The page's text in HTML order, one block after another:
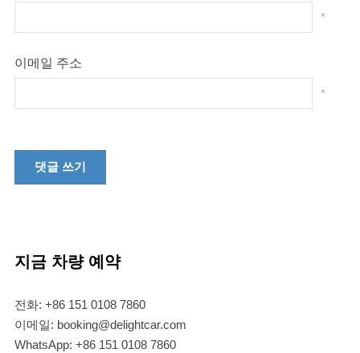
*
이메일 주소
*
지금 차량 예약
전화: +86 151 0108 7860
이메일: booking@delightcar.com
WhatsApp: +86 151 0108 7860